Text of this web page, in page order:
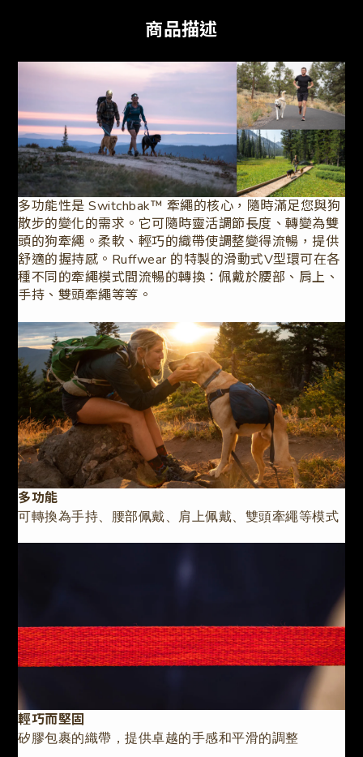
商品描述
多功能性是 Switchbak™ 牽繩的核心，隨時滿足您與狗
散步的變化的需求。它可隨時靈活調節長度、轉變為雙
頭的狗牽繩。柔軟、輕巧的織帶使調整變得流暢，提供
舒適的握持感。Ruffwear 的特製的滑動式V型環可在各
種不同的牽繩模式間流暢的轉換：佩戴於腰部、肩上、
手持、雙頭牽繩等等。
多功能
可轉換為手持、腰部佩戴、肩上佩戴、雙頭牽繩等模式
輕巧而堅固
矽膠包裹的織帶，提供卓越的手感和平滑的調整